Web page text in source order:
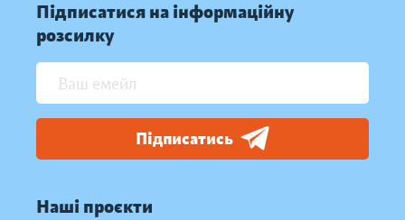
Підписатися на інформаційну
розсилку
Підписатись
Наші проєкти